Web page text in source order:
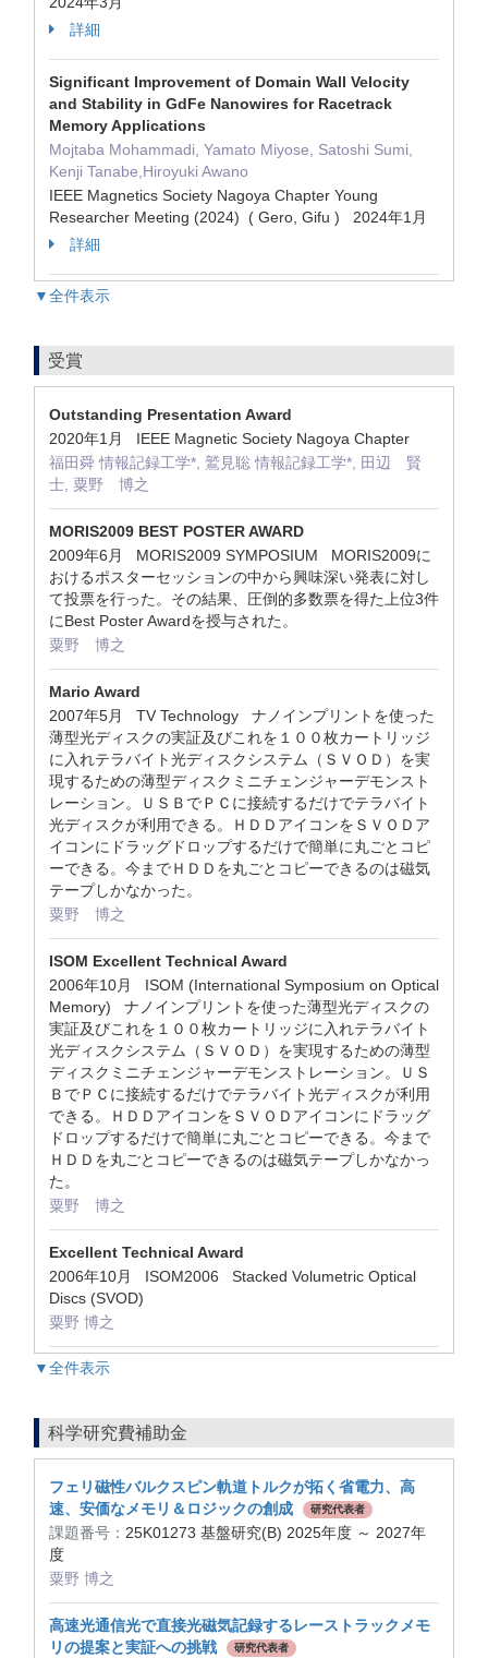
詳細
Significant Improvement of Domain Wall Velocity
and Stability in GdFe Nanowires for Racetrack
Memory Applications
Mojtaba Mohammadi, Yamato Miyose, Satoshi Sumi,
Kenji Tanabe,Hiroyuki Awano
IEEE Magnetics Society Nagoya Chapter Young
Researcher Meeting (2024) ( Gero, Gifu ) 2024年1月
詳細
▼全件表示
受賞
Outstanding Presentation Award
2020年1月 IEEE Magnetic Society Nagoya Chapter
福田舜 情報記録工学*, 鷲見聡 情報記録工学*, 田辺 賢
士, 粟野 博之
MORIS2009 BEST POSTER AWARD
2009年6月 MORIS2009 SYMPOSIUM MORIS2009に
おけるポスターセッションの中から興味深い発表に対し
て投票を行った。その結果、圧倒的多数票を得た上位3件
にBest Poster Awardを授与された。
粟野 博之
Mario Award
2007年5月 TV Technology ナノインプリントを使った
薄型光ディスクの実証及びこれを１００枚カートリッジ
に入れテラバイト光ディスクシステム（ＳＶＯＤ）を実
現するための薄型ディスクミニチェンジャーデモンスト
レーション。ＵＳＢでＰＣに接続するだけでテラバイト
光ディスクが利用できる。ＨＤＤアイコンをＳＶＯＤア
イコンにドラッグドロップするだけで簡単に丸ごとコピ
ーできる。今までＨＤＤを丸ごとコピーできるのは磁気
テープしかなかった。
粟野 博之
ISOM Excellent Technical Award
2006年10月 ISOM (International Symposium on Optical
Memory) ナノインプリントを使った薄型光ディスクの
実証及びこれを１００枚カートリッジに入れテラバイト
光ディスクシステム（ＳＶＯＤ）を実現するための薄型
ディスクミニチェンジャーデモンストレーション。ＵＳ
ＢでＰＣに接続するだけでテラバイト光ディスクが利用
できる。ＨＤＤアイコンをＳＶＯＤアイコンにドラッグ
ドロップするだけで簡単に丸ごとコピーできる。今まで
ＨＤＤを丸ごとコピーできるのは磁気テープしかなかっ
た。
粟野 博之
Excellent Technical Award
2006年10月 ISOM2006 Stacked Volumetric Optical
Discs (SVOD)
粟野 博之
▼全件表示
科学研究費補助金
フェリ磁性バルクスピン軌道トルクが拓く省電力、高
速、安価なメモリ＆ロジックの創成
研究代表者
課題番号： 25K01273 基盤研究(B) 2025年度 ～ 2027年
度
粟野 博之
高速光通信光で直接光磁気記録するレーストラックメモ
リの提案と実証への挑戦
研究代表者